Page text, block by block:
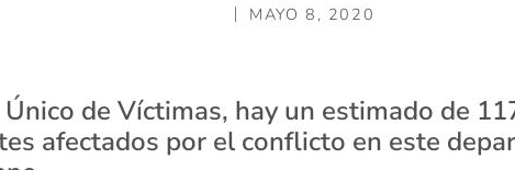
MAYO 8, 2020
de Víctimas, hay un estimado de
afectados por el conflicto en este